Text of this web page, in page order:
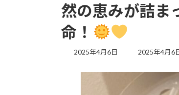
然の恵みが詰ま
命！
2025年4月6日
最
更
2025年4月6